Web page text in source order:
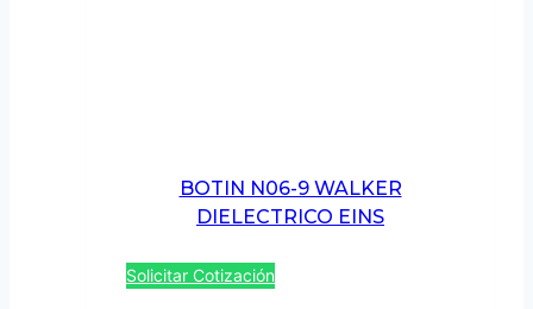
BOTIN N06-9 WALKER
DIELECTRICO EINS
Solicitar Cotización